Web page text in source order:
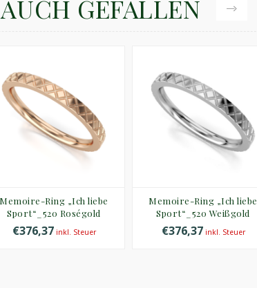
GEFALLEN
Memoire-Ring „Ich liebe
Sport“_520 Roségold
€376,37inkl. Steuer
Memoire-Ring „Ich liebe
Sport“_520 Weißgold
€376,37inkl. Steuer